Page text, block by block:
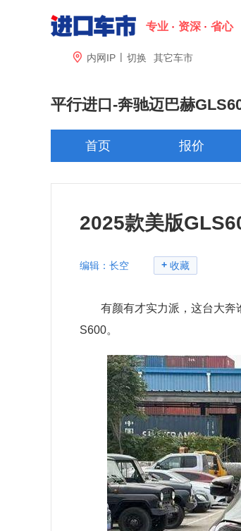
专业 资深 省心
 内网IP | 切换 其它车市
平行进口-奔驰迈巴赫
首页 报价
2025款美版
编辑：长空 + 收藏
有颜有才实力派，这台大
S600。